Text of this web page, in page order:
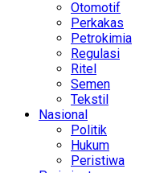
Otomotif
Perkakas
Petrokimia
Regulasi
Ritel
Semen
Tekstil
Nasional
Politik
Hukum
Peristiwa